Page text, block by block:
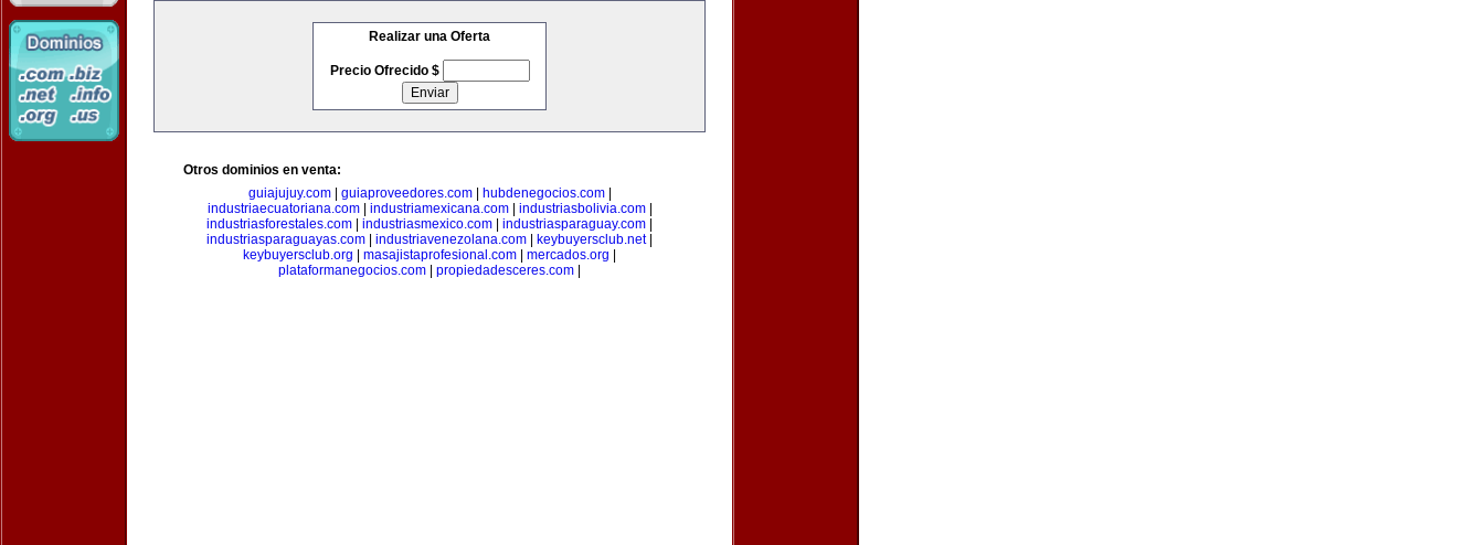
Realizar una Oferta
Precio Ofrecido $
Otros dominios en venta:
guiajujuy.com| guiaproveedores.com| hubdenegocios.com|
industriaecuatoriana.com| industriamexicana.com| industriasbolivia.com|
industriasforestales.com
industriasmexico.com industriasparaguay.com
industriasparaguayas.com
industriavenezolana.com keybuyersclub.net|
keybuyersclub.org
masajistaprofesional.com mercados.org
plataformanegocios.com
propiedadesceres.com